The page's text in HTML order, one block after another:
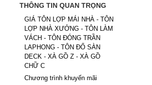
THÔNG TIN QUAN TRỌNG
GIÁ TÔN LỢP MÁI NHÀ - TÔN
LỢP NHÀ XƯỞNG - TÔN LÀM
VÁCH - TÔN ĐÓNG TRẦN
LAPHONG - TÔN ĐỔ SÀN
DECK - XÀ GỒ Z - XÀ GỒ
CHỮ C
Chương trình khuyến mãi